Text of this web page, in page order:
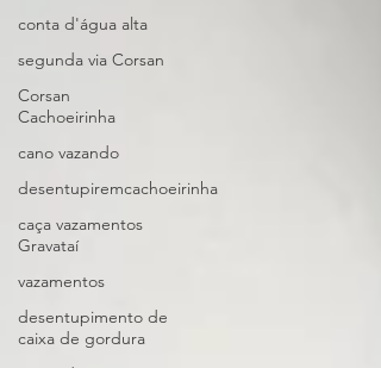
conta d'água alta
segunda via Corsan
Corsan
Cachoeirinha
cano vazando
desentupiremcachoeirinha
caça vazamentos
Gravataí
vazamentos
desentupimento de
caixa de gordura